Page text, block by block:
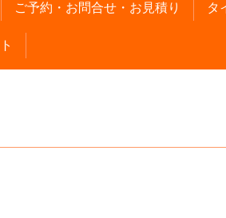
ご予約・お問合せ・お見積り タ